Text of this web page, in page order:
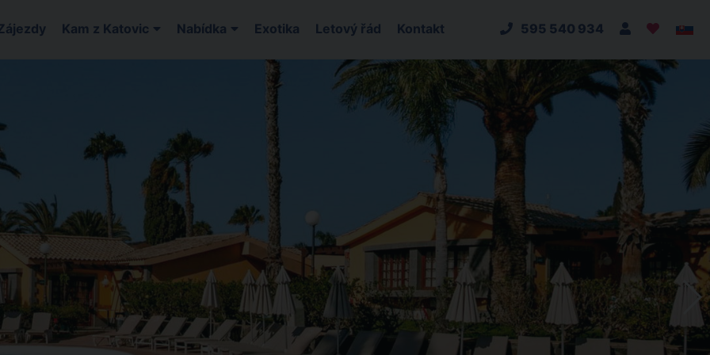
Kam z Katovic Nabídka Exotika Letový řád Kontakt 595 540 934